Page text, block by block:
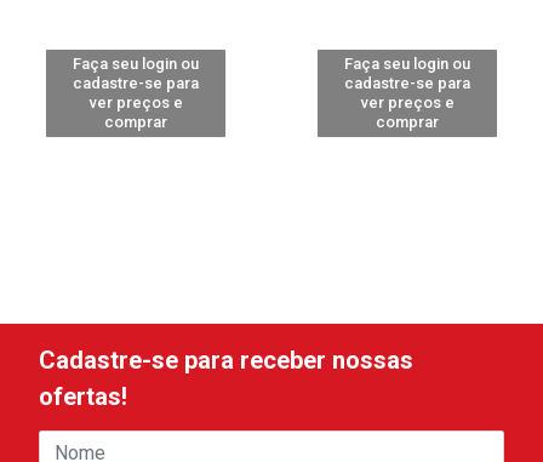
Faça seu login ou
cadastre-se para
ver preços e
comprar
Faça seu login ou
cadastre-se para
ver preços e
comprar
Cadastre-se para receber nossas
ofertas!